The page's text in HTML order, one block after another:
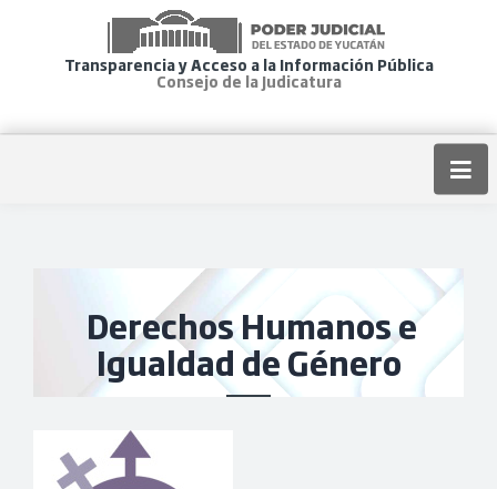
Transparencia y Acceso a la Información Pública
Consejo de la Judicatura
Derechos Humanos e
Igualdad de Género